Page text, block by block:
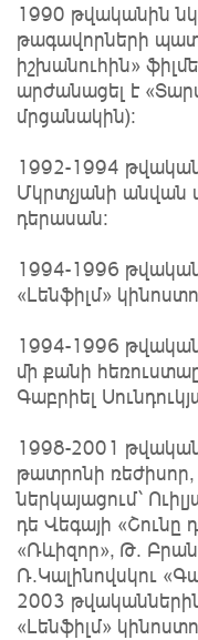
1990 թվականին
թագավորների
իշխանուհին»
արժանացել է
մրցանակին)։
1992-1994
Մկրտչյանի
դերասան։
1994-1996
«Լենֆիլմ»
1994-1996
մի քանի
Գաբրիել
1998-2001
թատրոնի ռեժիսոր,
ներկայացում՝
դե Վեգայի «Շունը
«Ռևիզոր», Թ.
Ռ.Կալինովսկու
2003
«Լենֆիլմ»